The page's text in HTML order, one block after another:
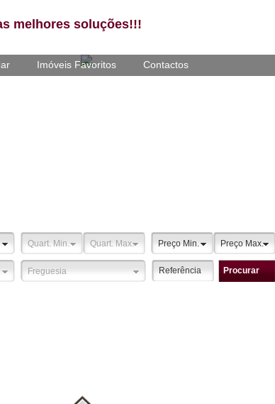
melhores soluções!!!
Imóveis Favoritos Contactos
Quart. Min. Quart. Max. Preço Min. Preço Max.
Freguesia Procurar